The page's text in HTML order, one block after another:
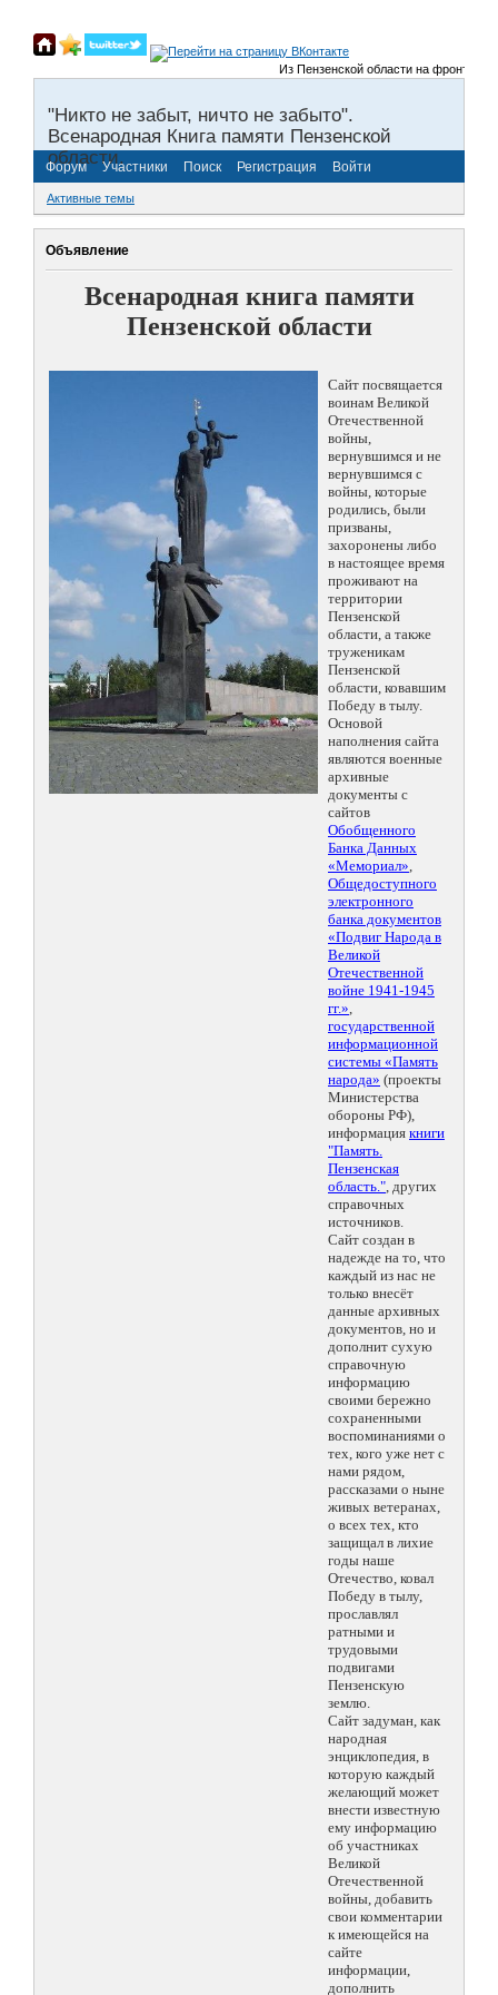
Из Пензенской области на фронты
"Никто не забыт, ничто не забыто".
Всенародная Книга памяти Пензенской
области.
Форум Участники Поиск Регистрация Войти
Активные темы
Объявление
Всенародная книга памяти
Пензенской области
Сайт посвящается
воинам Великой
Отечественной
войны,
вернувшимся и не
вернувшимся с
войны, которые
родились, были
призваны,
захоронены либо
в настоящее время
проживают на
территории
Пензенской
области, а также
труженикам
Пензенской
области, ковавшим
Победу в тылу.
Основой
наполнения сайта
являются военные
архивные
документы с
сайтов
Обобщенного
Банка Данных
«Мемориал»,
Общедоступного
электронного
банка документов
«Подвиг Народа в
Великой
Отечественной
войне 1941-1945
гг.»,
государственной
информационной
системы «Память
народа» (проекты
Министерства
обороны РФ),
информация книги
"Память.
Пензенская
область.", других
справочных
источников.
Сайт создан в
надежде на то, что
каждый из нас не
только внесёт
данные архивных
документов, но и
дополнит сухую
справочную
информацию
своими бережно
сохраненными
воспоминаниями о
тех, кого уже нет с
нами рядом,
рассказами о ныне
живых ветеранах,
о всех тех, кто
защищал в лихие
годы наше
Отечество, ковал
Победу в тылу,
прославлял
ратными и
трудовыми
подвигами
Пензенскую
землю.
Сайт задуман, как
народная
энциклопедия, в
которую каждый
желающий может
внести известную
ему информацию
об участниках
Великой
Отечественной
войны, добавить
свои комментарии
к имеющейся на
сайте
информации,
дополнить